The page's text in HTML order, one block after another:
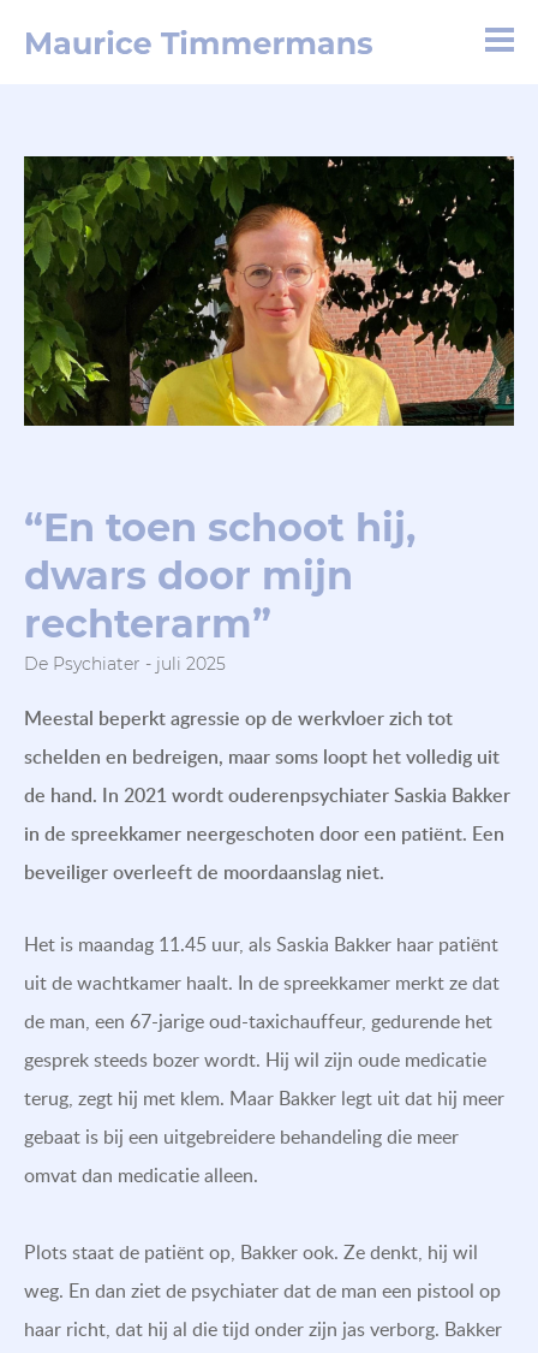
“En toen schoot hij,
dwars door mijn
rechterarm”
De Psychiater - juli 2025
Meestal beperkt agressie op de werkvloer zich tot
schelden en bedreigen, maar soms loopt het volledig uit
de hand. In 2021 wordt ouderenpsychiater Saskia Bakker
in de spreekkamer neergeschoten door een patiënt. Een
beveiliger overleeft de moordaanslag niet.
Het is maandag 11.45 uur, als Saskia Bakker haar patiënt
uit de wachtkamer haalt. In de spreekkamer merkt ze dat
de man, een 67-jarige oud-taxichauffeur, gedurende het
gesprek steeds bozer wordt. Hij wil zijn oude medicatie
terug, zegt hij met klem. Maar Bakker legt uit dat hij meer
gebaat is bij een uitgebreidere behandeling die meer
omvat dan medicatie alleen.
Plots staat de patiënt op, Bakker ook. Ze denkt, hij wil
weg. En dan ziet de psychiater dat de man een pistool op
haar richt, dat hij al die tijd onder zijn jas verborg. Bakker